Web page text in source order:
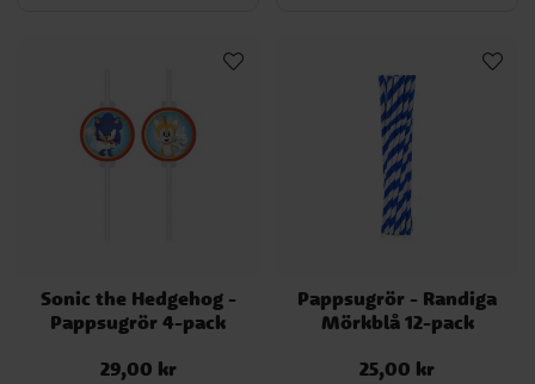
Sonic the Hedgehog -
Pappsugrör 4-pack
Pris:29,00 kr
29,00 kr
Pappsugrör - Randiga
Mörkblå 12-pack
Pris:25,00 kr
25,00 kr